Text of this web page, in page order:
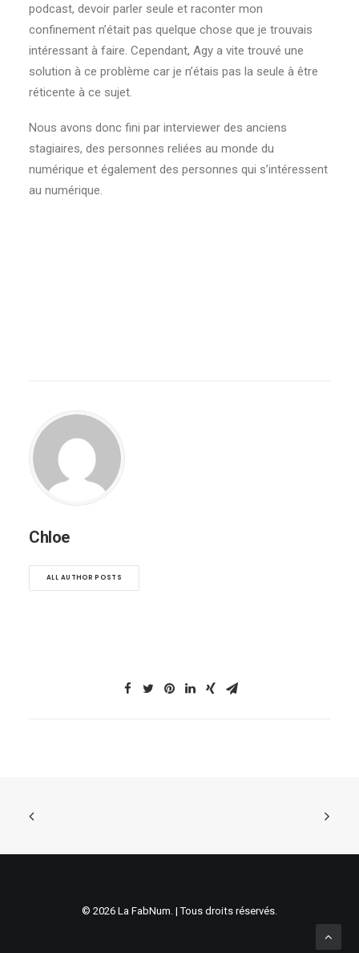
podcast, devoir parler seule et raconter mon
confinement n’était pas quelque chose que je trouvais
intéressant à faire. Cependant, Agy a vite trouvé une
solution à ce problème car je n’étais pas la seule à être
réticente à ce sujet.
Nous avons donc fini par interviewer des anciens
stagiaires, des personnes reliées au monde du
numérique et également des personnes qui s’intéressent
au numérique.
Chloe
ALL AUTHOR POSTS
© 2026 La FabNum. | Tous droits réservés.